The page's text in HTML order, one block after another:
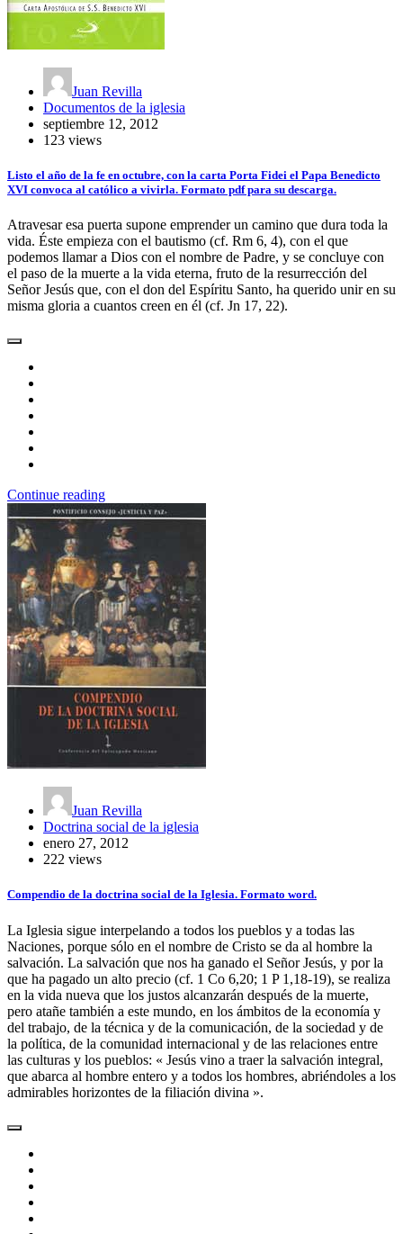
Juan Revilla
Documentos de la iglesia
septiembre 12, 2012
123 views
Listo el año de la fe en octubre, con la carta Porta Fidei el Papa Benedicto
XVI convoca al católico a vivirla. Formato pdf para su descarga.
Atravesar esa puerta supone emprender un camino que dura toda la
vida. Éste empieza con el bautismo (cf. Rm 6, 4), con el que
podemos llamar a Dios con el nombre de Padre, y se concluye con
el paso de la muerte a la vida eterna, fruto de la resurrección del
Señor Jesús que, con el don del Espíritu Santo, ha querido unir en su
misma gloria a cuantos creen en él (cf. Jn 17, 22).
Continue reading
Juan Revilla
Doctrina social de la iglesia
enero 27, 2012
222 views
Compendio de la doctrina social de la Iglesia. Formato word.
La Iglesia sigue interpelando a todos los pueblos y a todas las
Naciones, porque sólo en el nombre de Cristo se da al hombre la
salvación. La salvación que nos ha ganado el Señor Jesús, y por la
que ha pagado un alto precio (cf. 1 Co 6,20; 1 P 1,18-19), se realiza
en la vida nueva que los justos alcanzarán después de la muerte,
pero atañe también a este mundo, en los ámbitos de la economía y
del trabajo, de la técnica y de la comunicación, de la sociedad y de
la política, de la comunidad internacional y de las relaciones entre
las culturas y los pueblos: « Jesús vino a traer la salvación integral,
que abarca al hombre entero y a todos los hombres, abriéndoles a los
admirables horizontes de la filiación divina ».